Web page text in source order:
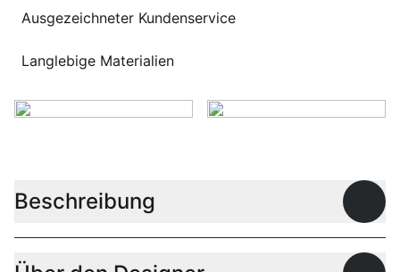
Ausgezeichneter Kundenservice
Langlebige Materialien
Beschreibung